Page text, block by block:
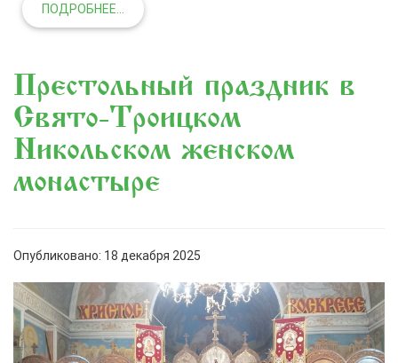
ПОДРОБНЕЕ...
Престольный праздник в
Свято-Троицком
Никольском женском
монастыре
Опубликовано: 18 декабря 2025